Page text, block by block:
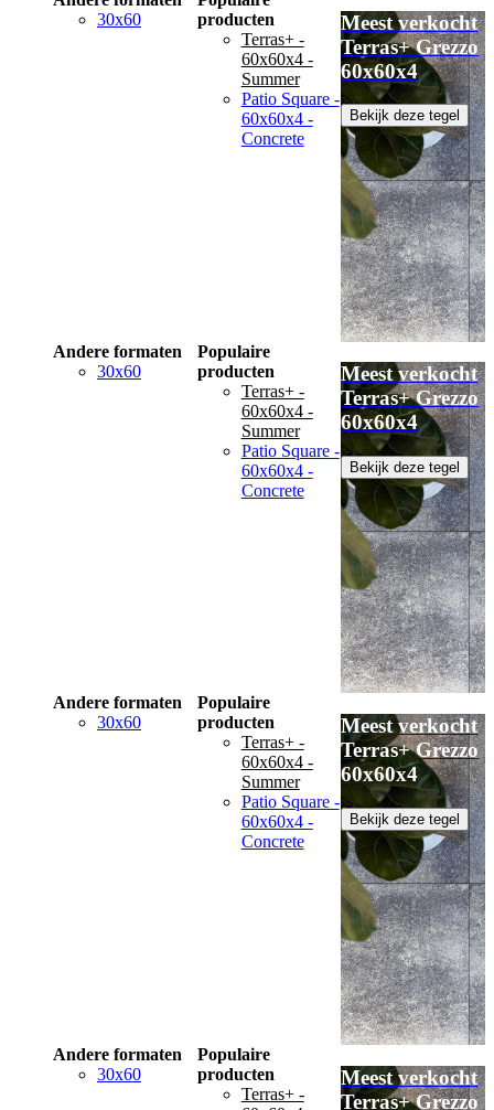
30x60
producten
Terras+ -
60x60x4 -
Summer
Patio Square -
60x60x4 -
Concrete
Meest verkocht
Terras+ Grezzo
60x60x4
Bekijk deze tegel
Andere formaten
30x60
Populaire
producten
Terras+ -
60x60x4 -
Summer
Patio Square -
60x60x4 -
Concrete
Meest verkocht
Terras+ Grezzo
60x60x4
Bekijk deze tegel
Andere formaten
30x60
Populaire
producten
Terras+ -
60x60x4 -
Summer
Patio Square -
60x60x4 -
Concrete
Meest verkocht
Terras+ Grezzo
60x60x4
Bekijk deze tegel
Andere formaten
30x60
Populaire
producten
Terras+ -
Meest verkocht
Terras+ Grezzo